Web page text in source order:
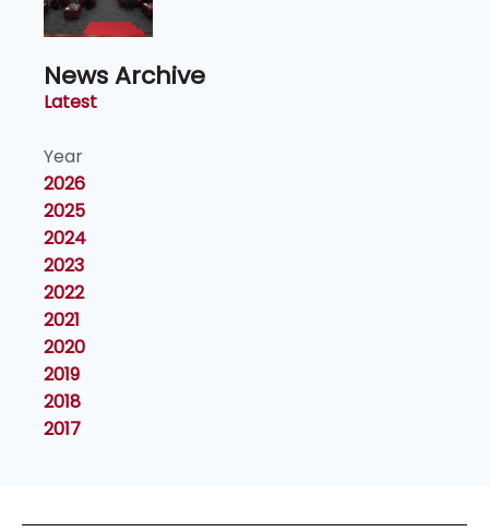
News Archive
Latest
Year
2026
2025
2024
2023
2022
2021
2020
2019
2018
2017